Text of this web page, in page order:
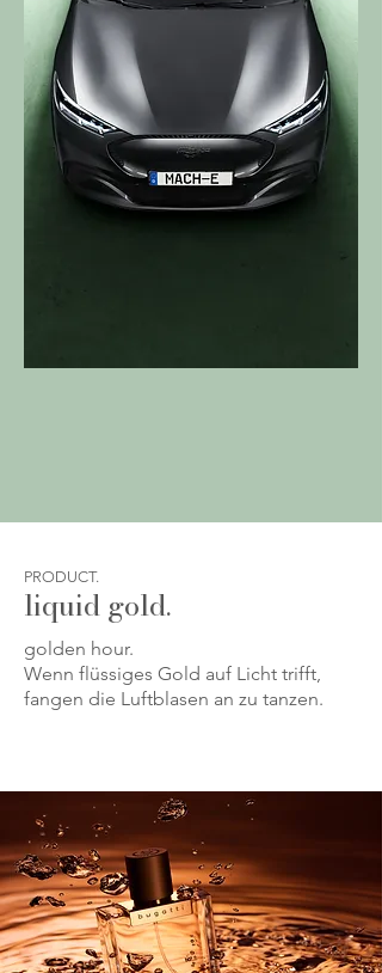
PRODUCT.
liquid gold.
golden hour.
Wenn flüssiges Gold auf Licht trifft,
fangen die Luftblasen an zu tanzen.